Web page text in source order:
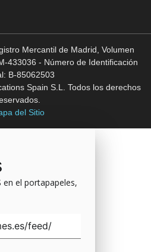
Mercantil de Madrid, Volumen
433036 - Número de Identificación
B-85062503
Spain S.L. Todos los derechos
del Sitio
en el portapapeles,